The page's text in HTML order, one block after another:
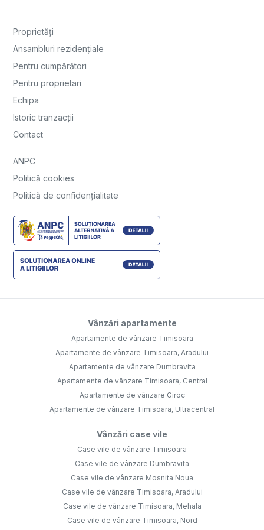
Proprietăți
Ansambluri rezidențiale
Pentru cumpărători
Pentru proprietari
Echipa
Istoric tranzacții
Contact
ANPC
Politică cookies
Politică de confidențialitate
Vânzări apartamente
Apartamente de vânzare Timisoara
Apartamente de vânzare Timisoara, Aradului
Apartamente de vânzare Dumbravita
Apartamente de vânzare Timisoara, Central
Apartamente de vânzare Giroc
Apartamente de vânzare Timisoara, Ultracentral
Vânzări case vile
Case vile de vânzare Timisoara
Case vile de vânzare Dumbravita
Case vile de vânzare Mosnita Noua
Case vile de vânzare Timisoara, Aradului
Case vile de vânzare Timisoara, Mehala
Case vile de vânzare Timisoara, Nord